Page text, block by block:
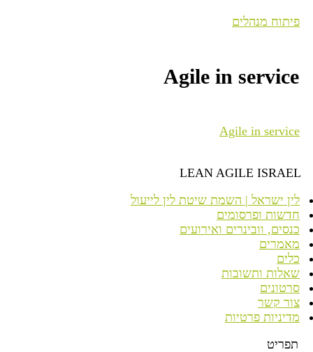
פיתוח מנהלים
Agile in service
Agile in service
LEAN AGILE ISRAEL
לין ישראל | השמת שיטת לין לייעול
חדשות ופרסומים
כנסים, וובינרים ואירועים
מאמרים
כלים
שאלות ותשובות
סרטונים
צור קשר
מדיניות פרטיות
תפריט